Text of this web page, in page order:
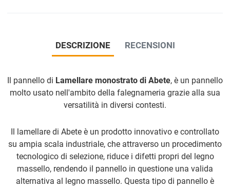
DESCRIZIONE RECENSIONI
Il pannello di Lamellare monostrato di Abete, è un pannello
molto usato nell'ambito della falegnameria grazie alla sua
versatilità in diversi contesti.
Il lamellare di Abete è un prodotto innovativo e controllato
su ampia scala industriale, che attraverso un procedimento
tecnologico di selezione, riduce i difetti propri del legno
massello, rendendo il pannello in questione una valida
alternativa al legno massello. Questa tipo di pannello è